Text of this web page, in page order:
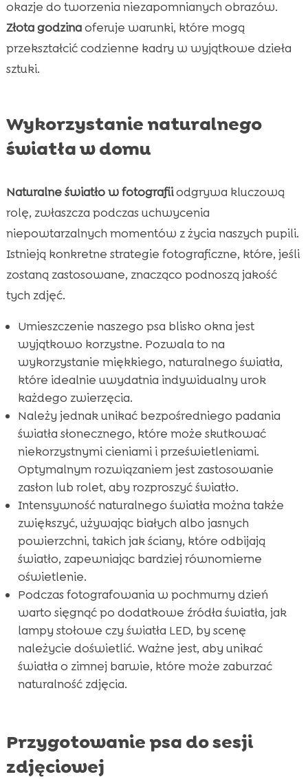
okazje do tworzenia niezapomnianych obrazów.
Złota godzinaoferuje warunki, które mogą
przekształcić codzienne kadry w wyjątkowe dzieła
sztuki.
Wykorzystanie naturalnego
światła w domu
Naturalne światło w fotografiiodgrywa kluczową
rolę, zwłaszcza podczas uchwycenia
niepowtarzalnych momentów z życia naszych pupili.
Istnieją konkretne strategie fotograficzne, które, jeśli
zostaną zastosowane, znacząco podnoszą jakość
tych zdjęć.
Umieszczenie naszego psa blisko okna jest
wyjątkowo korzystne. Pozwala to na
wykorzystanie miękkiego, naturalnego światła,
które idealnie uwydatnia indywidualny urok
każdego zwierzęcia.
Należy jednak unikać bezpośredniego padania
światła słonecznego, które może skutkować
niekorzystnymi cieniami i prześwietleniami.
Optymalnym rozwiązaniem jest zastosowanie
zasłon lub rolet, aby rozproszyć światło.
Intensywność naturalnego światła można także
zwiększyć, używając białych albo jasnych
powierzchni, takich jak ściany, które odbijają
światło, zapewniając bardziej równomierne
oświetlenie.
Podczas fotografowania w pochmurny dzień
warto sięgnąć po dodatkowe źródła światła, jak
lampy stołowe czy światła LED, by scenę
należycie doświetlić. Ważne jest, aby unikać
światła o zimnej barwie, które może zaburzać
naturalność zdjęcia.
Przygotowanie psa do sesji
zdjęciowej